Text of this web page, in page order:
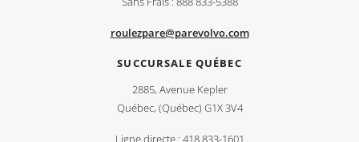
roulezpare@parevolvo.com
SUCCURSALE QUÉBEC
2885, Avenue Kepler
Québec, (Québec) G1X 3V4
Ligne directe : 418 833-1601